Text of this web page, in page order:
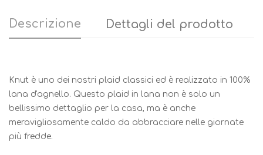
Descrizione Dettagli del prodotto
Knut è uno dei nostri plaid classici ed è realizzato in 100%
lana d'agnello. Questo plaid in lana non è solo un
bellissimo dettaglio per la casa, ma è anche
meravigliosamente caldo da abbracciare nelle giornate
più fredde.